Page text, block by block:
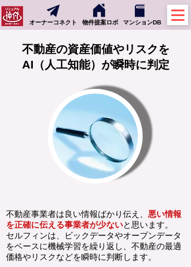
オーナーコネクト 物件提案ロボ マンションDB
不動産の資産価値やリスクを
AI（人工知能）が瞬時に判定
不動産事業者は良い情報ばかり伝え、 悪い情報
を正確に伝える事業者が少ないと思います。
セルフィンは、ビックデータやオープンデータ
をベースに機械学習を繰り返し、不動産の最適
価格やリスクなどを瞬時に判断します。